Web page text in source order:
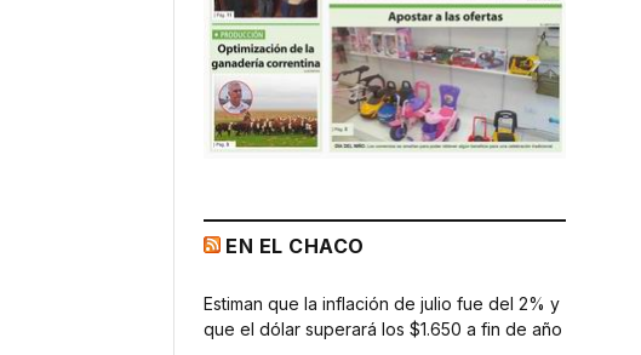
EN EL CHACO
Estiman que la inflación de julio fue del 2% y
que el dólar superará los $1.650 a fin de año